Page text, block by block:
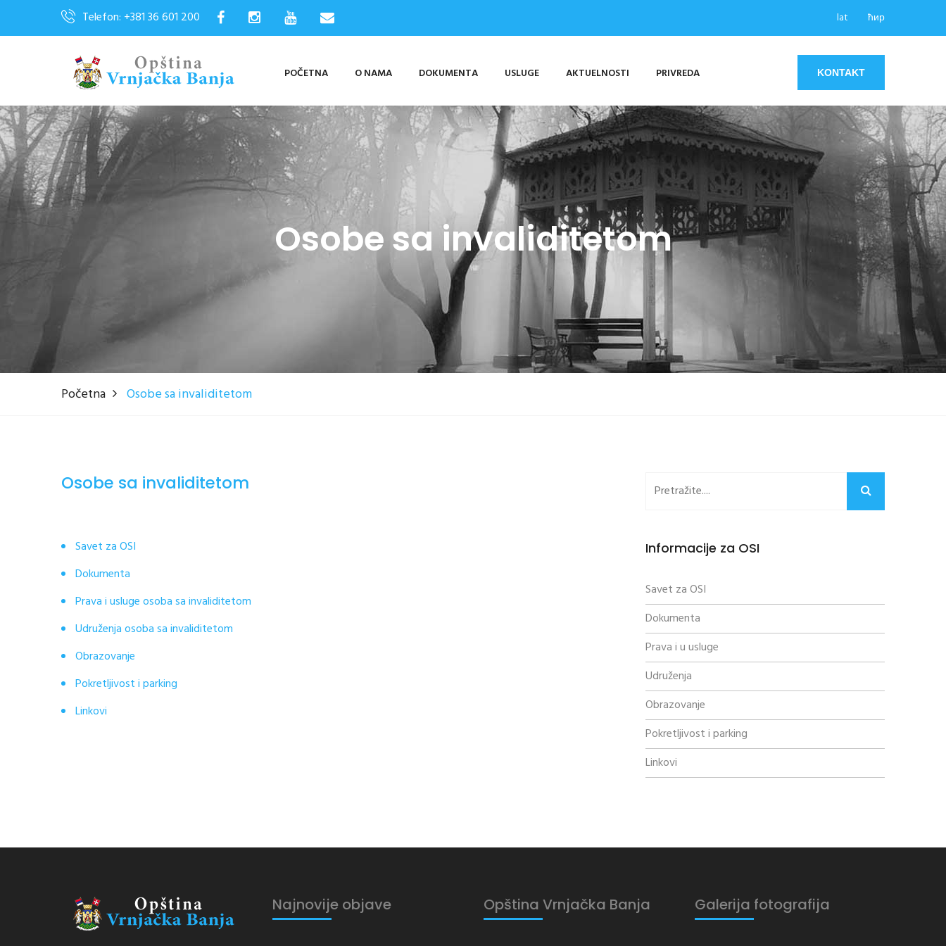
Telefon: +381 36 601 200 lat ћир
POČETNA O NAMA DOKUMENTA USLUGE AKTUELNOSTI PRIVREDA KONTAKT
Osobe sa invaliditetom
Početna Osobe sa invaliditetom
Osobe sa invaliditetom
Savet za OSI
Dokumenta
Prava i usluge osoba sa invaliditetom
Udruženja osoba sa invaliditetom
Obrazovanje
Pokretljivost i parking
Linkovi
Informacije za OSI
Savet za OSI
Dokumenta
Prava i u usluge
Udruženja
Obrazovanje
Pokretljivost i parking
Linkovi
Najnovije objave Opština Vrnjačka Banja Galerija fotografija